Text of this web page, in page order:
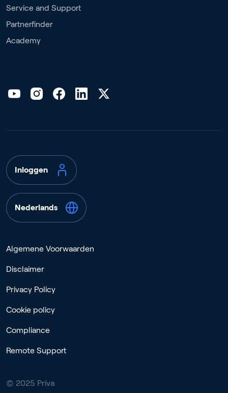
Service and Support
Partnerfinder
Academy
Inloggen
Nederlands
© 2025 Priva
Algemene Voorwaarden
Disclaimer
Privacy Policy
Cookie policy
Compliance
Remote Support